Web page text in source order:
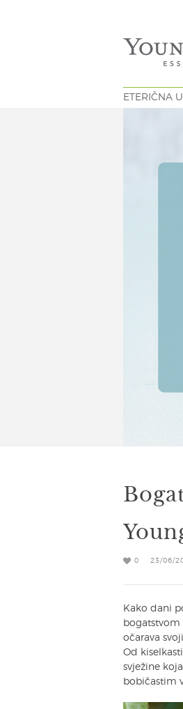
ETERIČNA
0 23/06/
Kako dani
bogatstvom
očarava
Od
svježine
bobičastim